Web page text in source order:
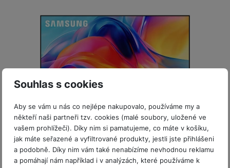
Souhlas s cookies
Aby se vám u nás co nejlépe nakupovalo, používáme my a
někteří naši partneři tzv. cookies (malé soubory, uložené ve
vašem prohlížeči). Díky nim si pamatujeme, co máte v košíku,
jak máte seřazené a vyfiltrované produkty, jestli jste přihlášeni
a podobně. Díky nim vám také nenabízíme nevhodnou reklamu
a pomáhají nám například i v analýzách, které používáme k
55" Mini LED TV Samsung UE55M70HAUXXH
Skladem
ISIC sleva 5%